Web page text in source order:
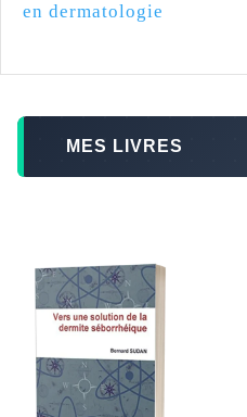
en dermatologie
MES LIVRES